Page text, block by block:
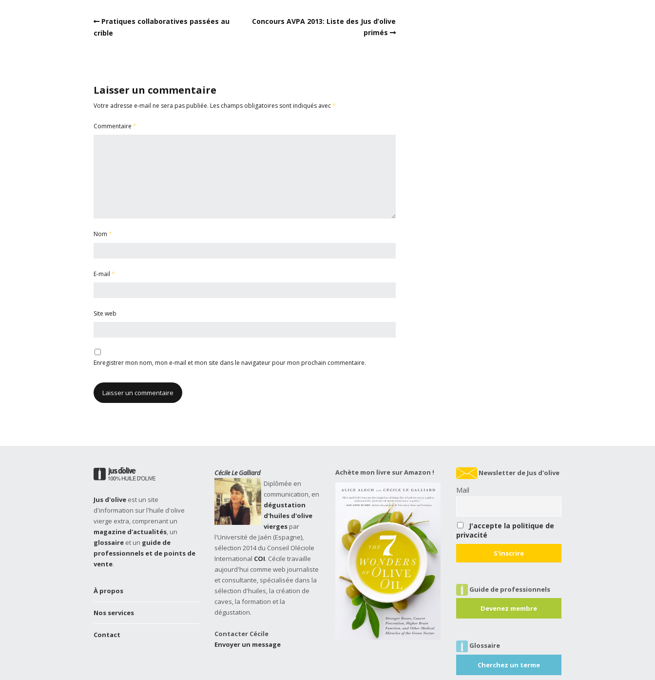
Pratiques collaboratives passées au
crible
Concours AVPA 2013: Liste des Jus d’olive
primés
Laisser un commentaire
Votre adresse e-mail ne sera pas publiée. Les champs obligatoires sont indiqués avec*
Commentaire *
Nom *
E-mail *
Site web
Enregistrer mon nom, mon e-mail et mon site dans le navigateur pour mon prochain commentaire.
Jus d'olive est un site
d'information sur l'huile d'olive
vierge extra, comprenant un
magazine d'actualités, un
glossaire et un guide de
professionnels et de points de
vente.
À propos
Nos services
Contact
Cécile Le Galliard
Diplômée en
communication, en
dégustation
d'huiles d'olive
vierges par
l'Université de Jaén (Espagne),
sélection 2014 du Conseil Oléciole
International COI. Cécile travaille
aujourd'hui comme web journaliste
et consultante, spécialisée dans la
sélection d'huiles, la création de
caves, la formation et la
dégustation.
Contacter Cécile
Envoyer un message
Achète mon livre sur Amazon ! Newsletter de Jus d'olive
Mail
J'accepte la politique de
privacité
Guide de professionnels
Devenez membre
Glossaire
Cherchez un terme